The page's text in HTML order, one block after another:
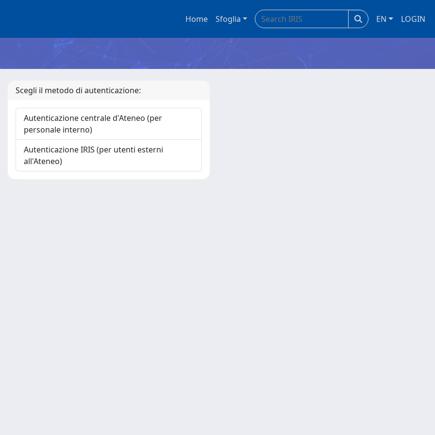
Home Sfoglia EN LOGIN
Scegli il metodo di autenticazione:
Autenticazione centrale d'Ateneo (per
personale interno)
Autenticazione IRIS (per utenti esterni
all'Ateneo)